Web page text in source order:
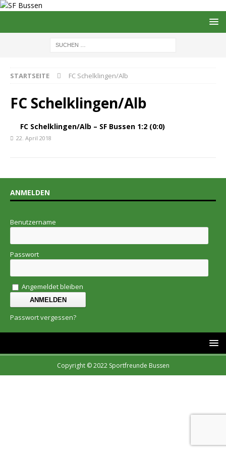
STARTSEITE FC Schelklingen/Alb
FC Schelklingen/Alb
FC Schelklingen/Alb – SF Bussen 1:2 (0:0)
22. April 2018
ANMELDEN
Benutzername
Passwort
Angemeldet bleiben
Passwort vergessen?
Copyright © 2022 Sportfreunde Bussen